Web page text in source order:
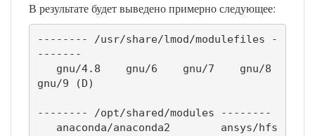
В результате будет выведено примерно следующее:
-------- /usr/share/lmod/modulefiles -
-------
gnu/9 (D)
-------- /opt/shared/modules --------